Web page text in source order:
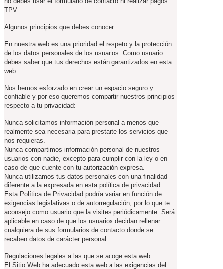
TPV.
Algunos principios que debes conocer
En nuestra web es una prioridad el respeto y la protección
de los datos personales de los usuarios. Como usuario
debes saber que tus derechos están garantizados en esta
web.
Nos hemos esforzado en crear un espacio seguro y
confiable y por eso queremos compartir nuestros principios
respecto a tu privacidad:
Nunca solicitamos información personal a menos que
realmente sea necesaria para prestarte los servicios que
nos requieras.
Nunca compartimos información personal de nuestros
usuarios con nadie, excepto para cumplir con la ley o en
caso de que cuente con tu autorización expresa.
Nunca utilizamos tus datos personales con una finalidad
diferente a la expresada en esta política de privacidad.
Esta Política de Privacidad podría variar en función de
exigencias legislativas o de autorregulación, por lo que te
aconsejo como usuario que la visites periódicamente. Será
aplicable en caso de que los usuarios decidan rellenar
cualquiera de sus formularios de contacto donde se
recaben datos de carácter personal.
Regulaciones legales a las que se acoge esta web
El Sitio Web ha adecuado esta web a las exigencias del